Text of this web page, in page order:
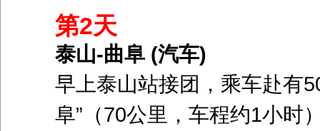
第2天
泰山-曲阜 (汽车)
早上泰山站接团，乘车赴有
阜” （70公里，车程约1小时